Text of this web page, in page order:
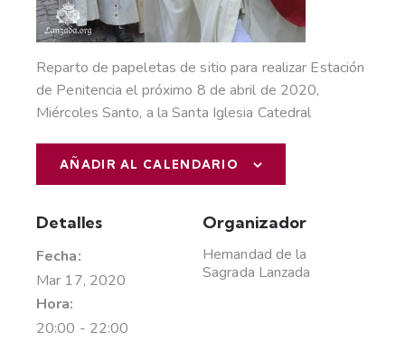
Reparto de papeletas de sitio para realizar Estación
de Penitencia el próximo 8 de abril de 2020,
Miércoles Santo, a la Santa Iglesia Catedral
AÑADIR AL CALENDARIO
Detalles
Fecha:
Mar 17, 2020
Hora:
20:00 - 22:00
Organizador
Hemandad de la
Sagrada Lanzada